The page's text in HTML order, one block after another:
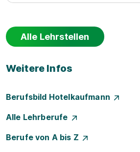
Alle Lehrstellen
Weitere Infos
Berufsbild Hotelkaufmann
Alle Lehrberufe
Berufe von A bis Z